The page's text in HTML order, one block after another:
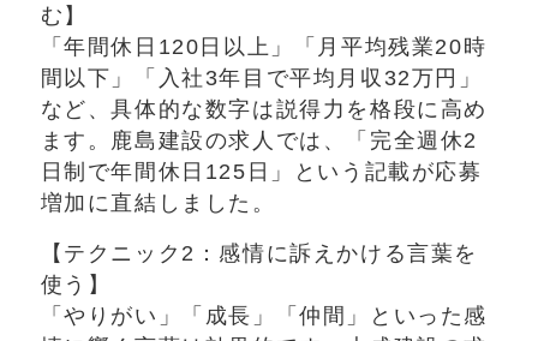
む】
「年間休日120日以上」「月平均残業20時
間以下」「入社3年目で平均月収32万円」
など、具体的な数字は説得力を格段に高め
ます。鹿島建設の求人では、「完全週休2
日制で年間休日125日」という記載が応募
増加に直結しました。
【テクニック2：感情に訴えかける言葉を
使う】
「やりがい」「成長」「仲間」といった感